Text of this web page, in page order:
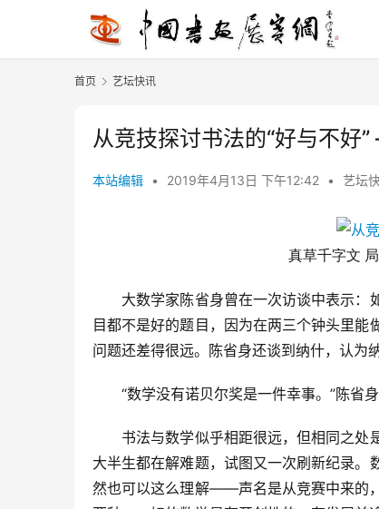
首页 艺坛快讯
从竞技探讨书法的“好与不好”
本站编辑 • 2019年4月13日 下午12:42 • 艺坛
真草千字文
大数学家陈省身曾在一次访谈中表示：
目都不是好的题目，因为在两三个钟头里
问题还差得很远。陈省身还谈到纳什，认为
“数学没有诺贝尔奖是一件幸事。”陈省身
书法与数学似乎相距很远，但相同之处是
大半生都在解难题，试图又一次刷新纪录
然也可以这么理解――声名是从竞赛中来的